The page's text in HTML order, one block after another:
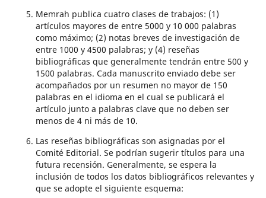
Memrah publica cuatro clases de trabajos: (1)
artículos mayores de entre 5000 y 10 000 palabras
como máximo; (2) notas breves de investigación de
entre 1000 y 4500 palabras; y (4) reseñas
bibliográficas que generalmente tendrán entre 500 y
1500 palabras. Cada manuscrito enviado debe ser
acompañados por un resumen no mayor de 150
palabras en el idioma en el cual se publicará el
artículo junto a palabras clave que no deben ser
menos de 4 ni más de 10.
Las reseñas bibliográficas son asignadas por el
Comité Editorial. Se podrían sugerir títulos para una
futura recensión. Generalmente, se espera la
inclusión de todos los datos bibliográficos relevantes y
que se adopte el siguiente esquema: